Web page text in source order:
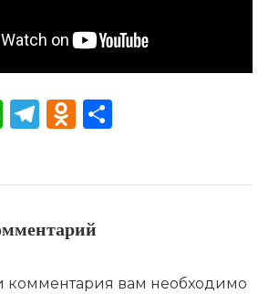
WhatsApp
Telegram
Odnoklassniki
комментария вам необходимо